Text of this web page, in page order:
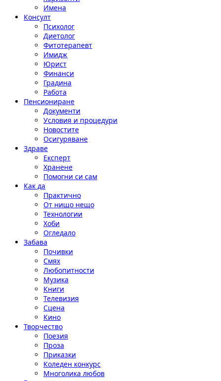
Имена
Консулт
Психолог
Диетолог
Фитотерапевт
Имидж
Юрист
Финанси
Градина
Работа
Пенсиониране
Документи
Условия и процедури
Новостите
Осигуряване
Здраве
Експерт
Хранене
Помогни си сам
Как да
Практично
От нищо нещо
Технологии
Хоби
Огледало
Забава
Почивки
Смях
Любопитности
Музика
Книги
Телевизия
Сцена
Кино
Творчество
Поезия
Проза
Приказки
Коледен конкурс
Многолика любов